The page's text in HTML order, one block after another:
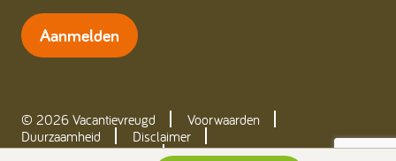
Aanmelden
© 2026 Vacantievreugd
Voorwaarden
Duurzaamheid
Disclaimer
Werken bij Ommerland
Realisatie: Holiday Media